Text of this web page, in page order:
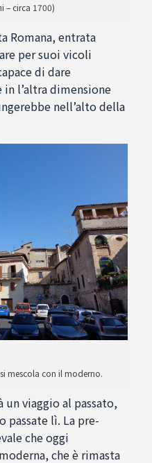
– circa 1700)
Romana, entrata
per suoi vicoli
di dare
l’altra dimensione
nell’alto della
mescola con il moderno.
un viaggio al passato,
passate lì. La pre-
che oggi
che è rimasta